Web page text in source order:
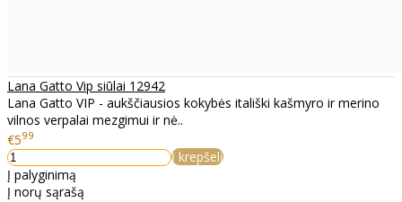
Lana Gatto Vip siūlai 12942
Lana Gatto VIP - aukščiausios kokybės itališki kašmyro ir merino
vilnos verpalai mezgimui ir nė..
€599
Į krepšelį
Į palyginimą
Į norų sąrašą